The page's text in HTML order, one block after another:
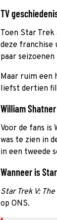
TV
Toen Star
deze franchise
paar
Maar ruim een
liefst dertien
William Shatner
Voor de fans
was te zien in
in een tweede
Wanneer is
Star Trek V:
op ONS.